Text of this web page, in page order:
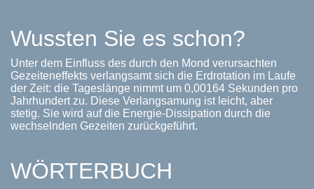
Wussten Sie es schon?
Unter dem Einfluss des durch den Mond verursachten
Gezeiteneffekts verlangsamt sich die Erdrotation im Laufe
der Zeit: die Tageslänge nimmt um 0,00164 Sekunden pro
Jahrhundert zu. Diese Verlangsamung ist leicht, aber
stetig. Sie wird auf die Energie-Dissipation durch die
wechselnden Gezeiten zurückgeführt.
WÖRTERBUCH